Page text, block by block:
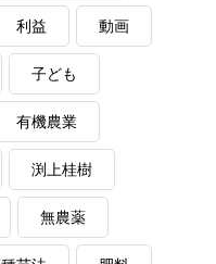
利益 動画
子ども
有機農業
渕上桂樹
無農薬